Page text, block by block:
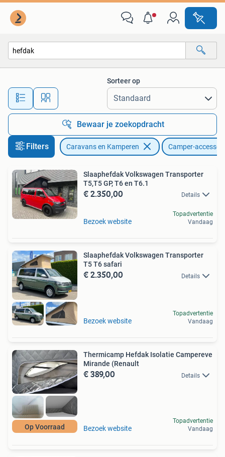
Alle afstanden…
Sorteer op
Bewaar je zoekopdracht
Filters Caravans en Kamperen Camper-
Slaaphefdak Volkswagen Transporter
T5,T5 GP, T6 en T6.1
€ 2.350,00 Details
Bezoek website
Topadvertentie
Vandaag
Slaaphefdak Volkswagen Transporter
T5 T6 safari
€ 2.350,00 Details
Bezoek website
Topadvertentie
Vandaag
Op Voorraad
Thermicamp Hefdak Isolatie Campereve
Mirande (Renault
€ 389,00 Details
Bezoek website
Topadvertentie
Vandaag